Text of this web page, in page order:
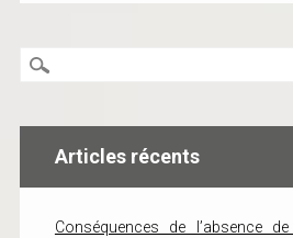
Articles récents
Conséquences de l’absence